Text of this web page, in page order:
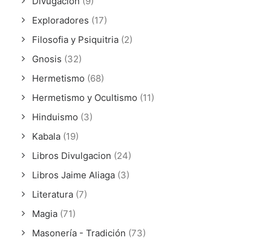
Exploradores (17)
Filosofia y Psiquitria (2)
Gnosis (32)
Hermetismo (68)
Hermetismo y Ocultismo (11)
Hinduismo (3)
Kabala (19)
Libros Divulgacion (24)
Libros Jaime Aliaga (3)
Literatura (7)
Magia (71)
Masonería - Tradición (73)